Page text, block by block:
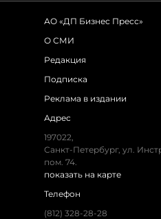
АО «ДП Бизнес Пресс»
О СМИ
Редакция
Подписка
Реклама в издании
Адрес
197022,
Санкт-Петербург, ул.
пом. 74.
показать на карте
Телефон
(812) 328-28-28